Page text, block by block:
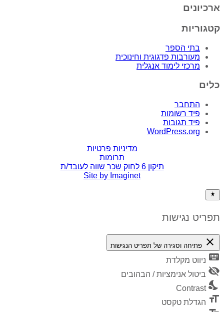
ארכיונים
קטגוריות
בתי הספר
מעורבות פדגוגית וחינוכית
מרכזי לימוד אנגלית
כלים
התחבר
פיד רשומות
פיד תגובות
WordPress.org
מדיניות פרטיות
תרומות
תיקון 6 לחוק שכר שווה לעובד/ת
Site by Imaginet
תפריט נגישות
close פתיחה וסגירה של תפריט הנגישות
keyboard ניווט מקלדת
visibility_off ביטול אנימציות / הבהובים
nights_stay
Contrast
format_size הגדלת טקסט